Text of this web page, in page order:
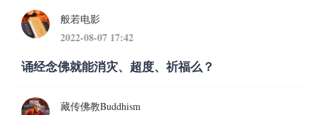
般若电影
2022-08-07 17:42
诵经念佛就能消灾、超度、祈福么？
藏传佛教Buddhism